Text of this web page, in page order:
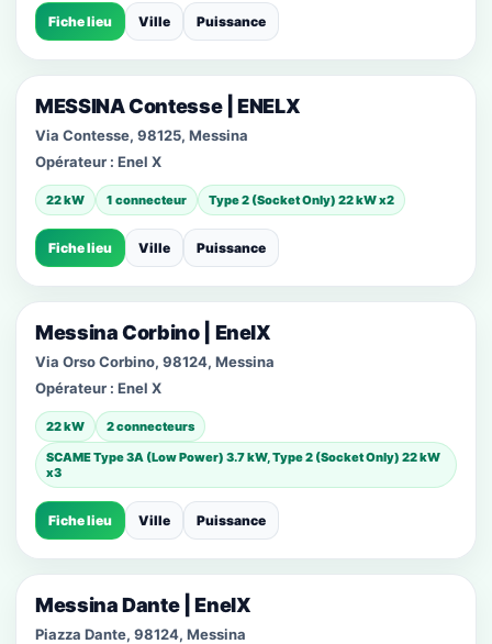
Fiche lieu Ville Puissance
MESSINA Contesse | ENELX
Via Contesse, 98125, Messina
Opérateur : Enel X
22 kW 1 connecteur Type 2 (Socket Only) 22 kW x2
Fiche lieu Ville Puissance
Messina Corbino | EnelX
Via Orso Corbino, 98124, Messina
Opérateur : Enel X
22 kW
2 connecteurs
SCAME Type 3A (Low Power) 3.7 kW, Type 2 (Socket Only) 22 kW
x3
Fiche lieu Ville Puissance
Messina Dante | EnelX
Piazza Dante, 98124, Messina